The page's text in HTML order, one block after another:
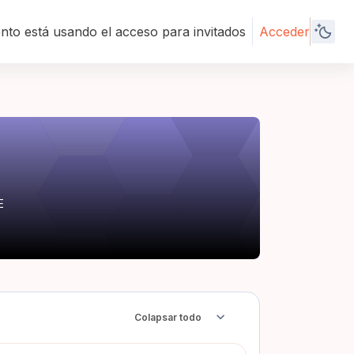
está usando el acceso para invitados Acceder
Colapsar
Colapsar todo